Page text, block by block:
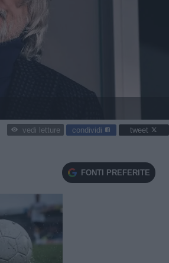
vedi letture condividi tweet
FONTI PREFERITE